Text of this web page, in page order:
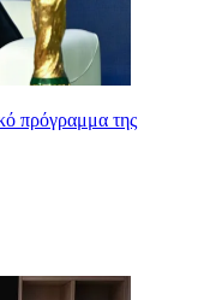
πρόγραμμα της